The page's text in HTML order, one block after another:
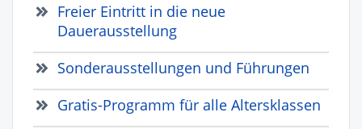
Freier Eintritt in die neue
Dauerausstellung
Sonderausstellungen und Führungen
Gratis-Programm für alle Altersklassen